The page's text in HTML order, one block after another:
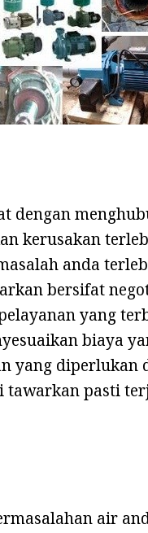
dengan
kerusakan
anda
bersifat
yang
biaya
yang diperlukan
tawarkan pasti
air